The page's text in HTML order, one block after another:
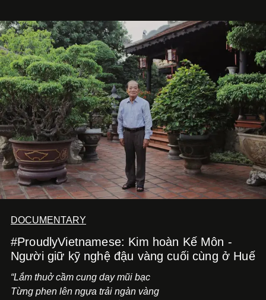
bằng một tâm thế điềm tĩnh hơn. Anh tiếp tục học hỏi, trau
dồi và chờ đợi những vai diễn đủ sức đưa mình đến
những vùng đất mới. Ở tuổi ngoài 30, điều anh theo đuổi
không phải những đích đến quá lớn, mà là khả năng luôn
tiến về phía trước.
DOCUMENTARY
#ProudlyVietnamese: Kim hoàn Kế Môn -
Người giữ kỹ nghệ đậu vàng cuối cùng ở Huế
“Lắm thuở cầm cung day mũi bạc
Từng phen lên ngựa trải ngàn vàng